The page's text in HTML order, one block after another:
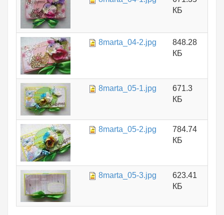
КБ
8marta_04-2.jpg
848.28
КБ
8marta_05-1.jpg
671.3
КБ
8marta_05-2.jpg
784.74
КБ
8marta_05-3.jpg
623.41
КБ